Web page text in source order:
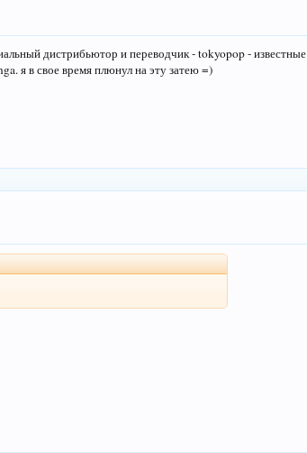
дистрибьютор и переводчик - tokyopop - известные
я в свое время плюнул на эту затею =)